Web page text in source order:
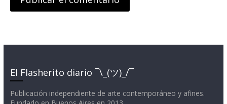
El Flasherito diario ¯\_(ツ)_/¯
Publicación independiente de arte contemporáneo y afines.